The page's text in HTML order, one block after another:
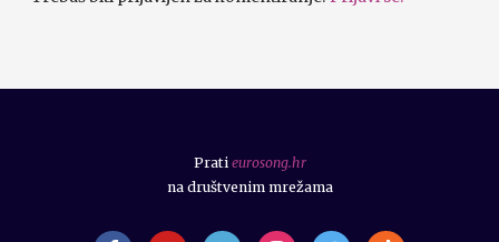
Prati eurosong.hr
na društvenim mrežama